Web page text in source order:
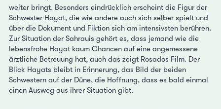
weiter bringt. Besonders eindrücklich erscheint die Figur der
Schwester Hayat, die wie andere auch sich selber spielt und
über die Dokument und Fiktion sich am intensivsten berühren.
Zur Situation der Sahrauis gehört es, dass jemand wie die
lebensfrohe Hayat kaum Chancen auf eine angemessene
ärztliche Betreuung hat, auch das zeigt Rosados Film. Der
Blick Hayats bleibt in Erinnerung, das Bild der beiden
Schwestern auf der Düne, die Hoffnung, dass es bald einmal
einen Ausweg aus ihrer Situation gibt.